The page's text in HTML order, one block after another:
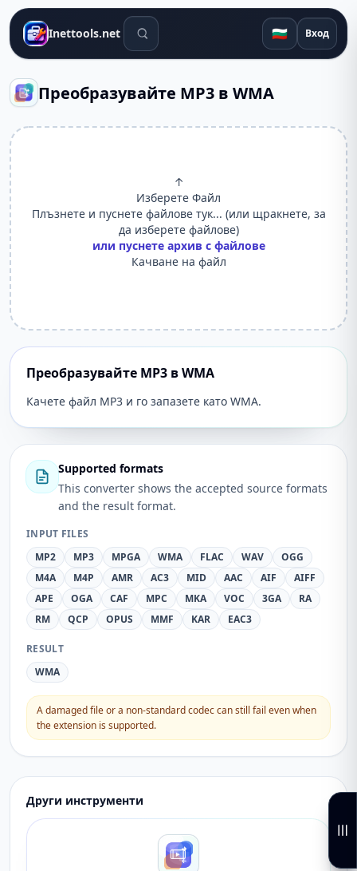
Inettools.net Инструменти за търсене🇧🇬 Вход
Преобразувайте MP3 в WMA
↑
Изберете Файл
Плъзнете и пуснете файлове тук... (или щракнете, за
да изберете файлове)
или пуснете архив с файлове
Качване на файл
Преобразувайте MP3 в WMA
Качете файл MP3 и го запазете като WMA.
Supported formats
This converter shows the accepted source formats
and the result format.
INPUT FILES
MP2
MP3 MPGA WMA FLAC WAV
OGG
M4A
M4P AMR AC3 MID AAC AIF
AIFF
APE
OGA CAF MPC MKA VOC 3GA
RA
RM
QCP OPUS MMF KAR EAC3
RESULT
WMA
A damaged file or a non-standard codec can still fail even when
the extension is supported.
Други инструменти